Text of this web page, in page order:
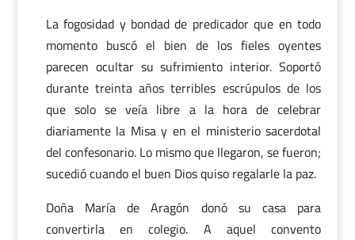
La fogosidad y bondad de predicador que en todo
momento buscó el bien de los fieles oyentes
parecen ocultar su sufrimiento interior. Soportó
durante treinta años terribles escrúpulos de los
que solo se veía libre a la hora de celebrar
diariamente la Misa y en el ministerio sacerdotal
del confesonario. Lo mismo que llegaron, se fueron;
sucedió cuando el buen Dios quiso regalarle la paz.
Doña María de Aragón donó su casa para
convertirla en colegio. A aquel convento